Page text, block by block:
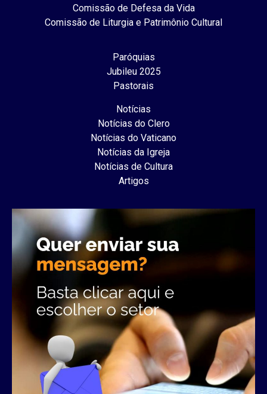
Comissão de Defesa da Vida
Comissão de Liturgia e Patrimônio Cultural
Paróquias
Jubileu 2025
Pastorais
Notícias
Notícias do Clero
Notícias do Vaticano
Notícias da Igreja
Notícias de Cultura
Artigos